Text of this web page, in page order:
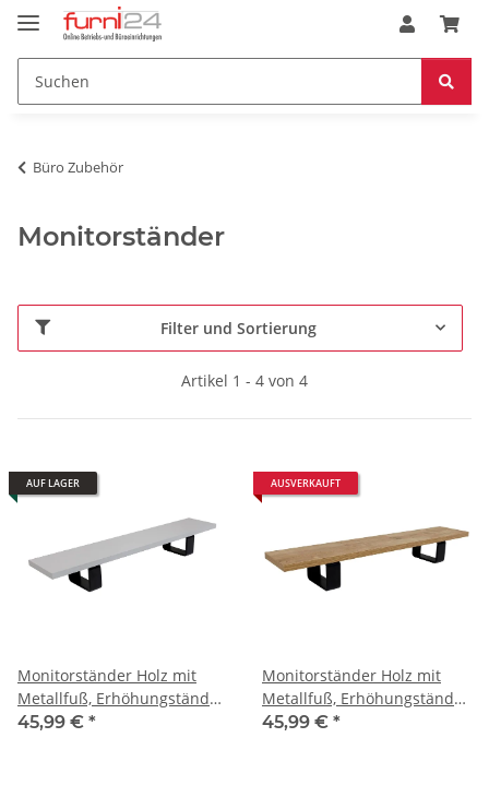
Büro Zubehör
Monitorständer
Filter und Sortierung
Artikel 1 - 4 von 4
AUF LAGER
Monitorständer Holz mit
Metallfuß, Erhöhungständer
(105x20x14h, Grau Dekor)
45,99 € *
AUSVERKAUFT
Monitorständer Holz mit
Metallfuß, Erhöhungständer
(105x20x14h, Saphir Eiche
45,99 € *